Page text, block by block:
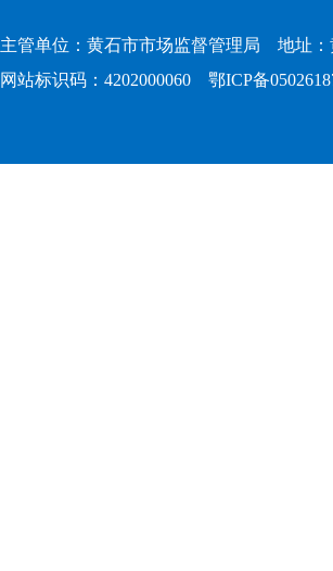
主管单位：黄石市市场监督管理局 地址
网站标识码：4202000060 鄂ICP备